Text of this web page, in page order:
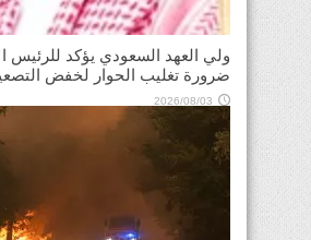
ولي العهد السعودي يؤكد للرئيس
ضرورة تغليب الحوار لخفض
2026/08/03